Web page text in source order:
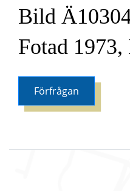
Bild
Fotad
Förfrågan